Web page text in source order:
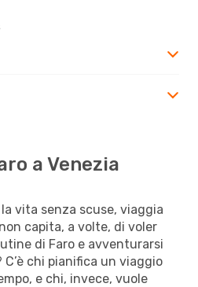
a Venezia
la vita senza scuse, viaggia
capita, a volte, di voler
di Faro e avventurarsi
chi pianifica un viaggio
e chi, invece, vuole